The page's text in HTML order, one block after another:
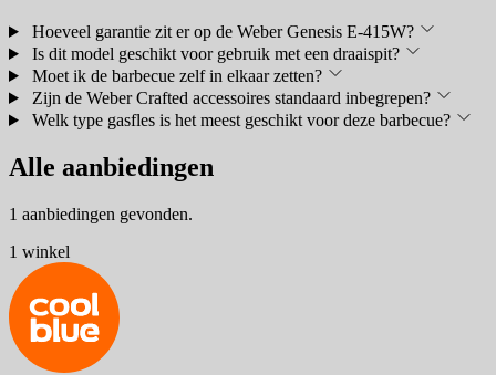
Hoeveel garantie zit er op de Weber Genesis E-415W?
Is dit model geschikt voor gebruik met een draaispit?
Moet ik de barbecue zelf in elkaar zetten?
Zijn de Weber Crafted accessoires standaard inbegrepen?
Welk type gasfles is het meest geschikt voor deze barbecue?
Alle aanbiedingen
1 aanbiedingen gevonden.
1 winkel